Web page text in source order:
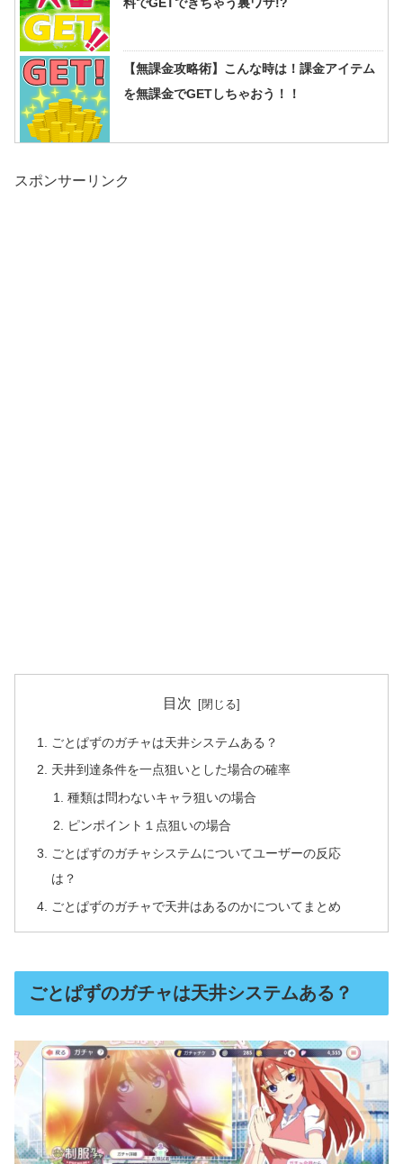
料でGETできちゃう裏ワザ!?
【無課金攻略術】こんな時は！課金アイテム
を無課金でGETしちゃおう！！
スポンサーリンク
目次
ごとぱずのガチャは天井システムある？
天井到達条件を一点狙いとした場合の確率
種類は問わないキャラ狙いの場合
ピンポイント１点狙いの場合
ごとぱずのガチャシステムについてユーザーの反応
は？
ごとぱずのガチャで天井はあるのかについてまとめ
ごとぱずのガチャは天井システムある？